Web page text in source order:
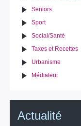
Seniors
Sport
Social/Santé
Taxes et Recettes
Urbanisme
Médiateur
Actualité